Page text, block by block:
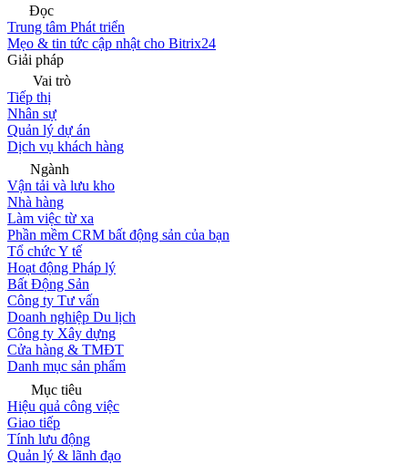
Đọc
Trung tâm Phát triển
Mẹo & tin tức cập nhật cho Bitrix24
Giải pháp
Vai trò
Tiếp thị
Nhân sự
Quản lý dự án
Dịch vụ khách hàng
Ngành
Vận tải và lưu kho
Nhà hàng
Làm việc từ xa
Phần mềm CRM bất động sản của bạn
Tổ chức Y tế
Hoạt động Pháp lý
Bất Động Sản
Công ty Tư vấn
Doanh nghiệp Du lịch
Công ty Xây dựng
Cửa hàng & TMĐT
Danh mục sản phẩm
Mục tiêu
Hiệu quả công việc
Giao tiếp
Tính lưu động
Quản lý & lãnh đạo